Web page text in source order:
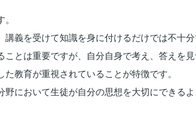
義を受けて知識を身に付けるだけでは不十分
とは重要ですが、自分自身で考え、答えを見
教育が重視されていることが特徴です。
野において生徒が自分の思想を大切にできる